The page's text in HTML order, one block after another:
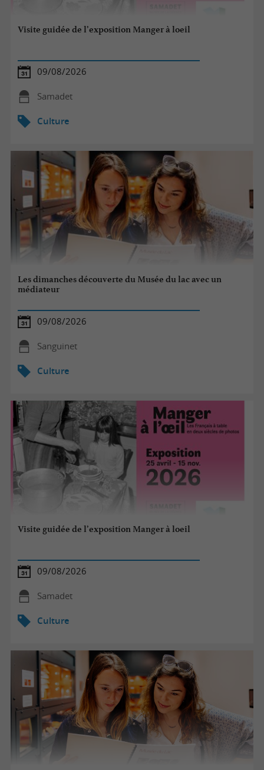
Visite guidée de l’exposition Manger à loeil
09/08/2026
Samadet
Culture
Les dimanches découverte du Musée du lac avec un
médiateur
09/08/2026
Sanguinet
Culture
Visite guidée de l’exposition Manger à loeil
09/08/2026
Samadet
Culture